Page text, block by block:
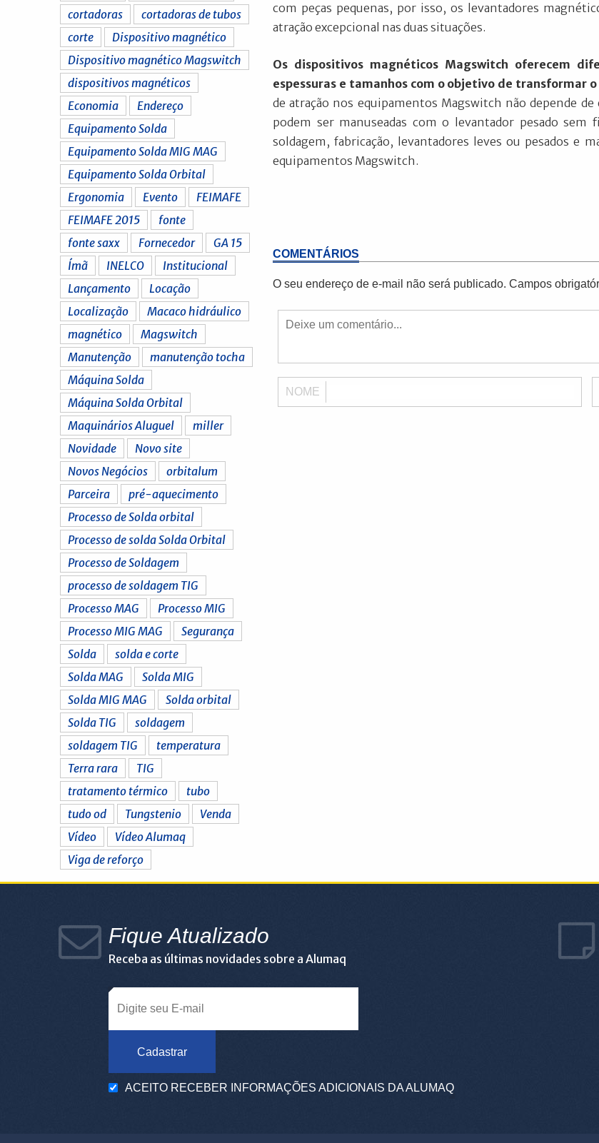
cortadoras
cortadoras de tubos
corte
Dispositivo magnético
Dispositivo magnético Magswitch
dispositivos magnéticos
Economia
Endereço
Equipamento Solda
Equipamento Solda MIG MAG
Equipamento Solda Orbital
Ergonomia
Evento
FEIMAFE
FEIMAFE 2015
fonte
fonte saxx
Fornecedor
GA 15
Ímã
INELCO
Institucional
Lançamento
Locação
Localização
Macaco hidráulico
magnético
Magswitch
Manutenção
manutenção tocha
Máquina Solda
Máquina Solda Orbital
Maquinários Aluguel
miller
Novidade
Novo site
Novos Negócios
orbitalum
Parceira
pré-aquecimento
Processo de Solda orbital
Processo de solda Solda Orbital
Processo de Soldagem
processo de soldagem TIG
Processo MAG
Processo MIG
Processo MIG MAG
Segurança
Solda
solda e corte
Solda MAG
Solda MIG
Solda MIG MAG
Solda orbital
Solda TIG
soldagem
soldagem TIG
temperatura
Terra rara
TIG
tratamento térmico
tubo
tudo od
Tungstenio
Venda
Vídeo
Vídeo Alumaq
Viga de reforço
com peças pequenas, por isso, os levantadores
atração excepcional nas duas situações.
Os dispositivos magnéticos Magswitch oferecem
espessuras e tamanhos com o objetivo de transformar
de atração nos equipamentos Magswitch não depende
podem ser manuseadas com o levantador pesado sem
soldagem, fabricação, levantadores leves ou pesados e
equipamentos Magswitch.
COMENTÁRIOS
O seu endereço de e-mail não será publicado. Campos
NOME
Fique Atualizado
Receba as últimas novidades sobre a Alumaq
Cadastrar
ACEITO RECEBER INFORMAÇÕES ADICIONAIS DA ALUMAQ